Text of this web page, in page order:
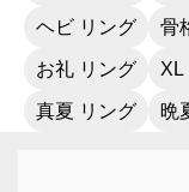
ヘビ リング 骨
お礼 リング XL
真夏 リング 晩